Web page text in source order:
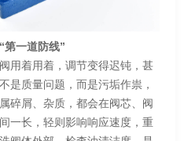
第一道防线”
用着用着，调节变得迟钝，甚
是质量问题，而是污垢作祟，
碎屑、杂质，都会在阀芯、阀
一长，轻则影响响应速度，重